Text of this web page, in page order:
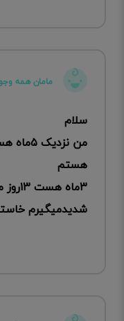
مامان همه
سلام
من
هستم
۳ماه
شدیدمیگیرم